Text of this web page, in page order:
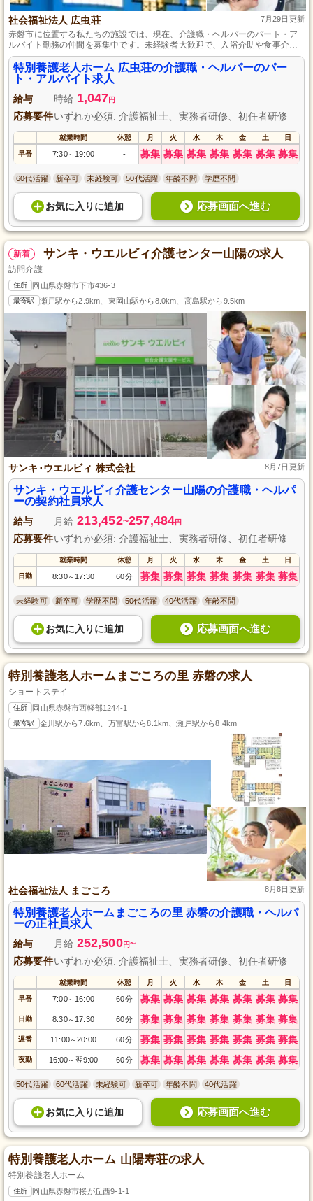
社会福祉法人 広虫荘 7月29日更新
赤磐市に位置する私たちの施設では、現在、介護職・ヘルパーのパート・ア
ルバイト勤務の仲間を募集中です。未経験者大歓迎で、入浴介助や食事介助
など、利用者様の生活をサポートするやりがいのある仕事をお任せします。
週4日からの勤務で、残業が少なく、通勤手当も支給されるため、働きやすさ
を重視したい方にぴったりです。笑顔あふれる職場で、新たな一歩を踏み出
しませんか。
特別養護老人ホーム 広虫荘の介護職・ヘルパーのパー
ト・アルバイト求人
給与 時給 1,047円
応募要件いずれか必須: 介護福祉士、実務者研修、初任者研修
就業時間 休憩 月 火 水 木 金 土 日
早番 7:30～ 19:00 - 募集 募集 募集 募集 募集 募集 募集
60代活躍 新卒可 未経験可 50代活躍 年齢不問 学歴不問
お気に入り に追加 応募画面へ進む
新着 サンキ・ウエルビィ介護センター山陽の求人
訪問介護
住所 岡山県赤磐市下市436-3
最寄駅 瀬戸駅から2.9km、東岡山駅から8.0km、高島駅から9.5km
サンキ･ウエルビィ 株式会社 8月7日更新
サンキ・ウエルビィ介護センター山陽の介護職・ヘルパ
ーの契約社員求人
給与 月給 213,452~257,484円
応募要件いずれか必須: 介護福祉士、実務者研修、初任者研修
就業時間 休憩 月 火 水 木 金 土 日
日勤 8:30～ 17:30 60分 募集 募集 募集 募集 募集 募集 募集
未経験可 新卒可 学歴不問 50代活躍 40代活躍 年齢不問
お気に入り に追加 応募画面へ進む
特別養護老人ホームまごころの里 赤磐の求人
ショートステイ
住所 岡山県赤磐市西軽部1244-1
最寄駅 金川駅から7.6km、万富駅から8.1km、瀬戸駅から8.4km
社会福祉法人 まごころ 8月8日更新
特別養護老人ホームまごころの里 赤磐の介護職・ヘルパ
ーの正社員求人
給与 月給 252,500円~
応募要件いずれか必須: 介護福祉士、実務者研修、初任者研修
就業時間 休憩 月 火 水 木 金 土 日
早番 7:00～ 16:00 60分 募集 募集 募集 募集 募集 募集 募集
日勤 8:30～ 17:30 60分 募集 募集 募集 募集 募集 募集 募集
遅番 11:00～20:00 60分 募集 募集 募集 募集 募集 募集 募集
夜勤 16:00～ 翌9:00 60分 募集 募集 募集 募集 募集 募集 募集
50代活躍 60代活躍 未経験可 新卒可 年齢不問 40代活躍
お気に入り に追加 応募画面へ進む
特別養護老人ホーム 山陽寿荘の求人
特別養護老人ホーム
住所 岡山県赤磐市桜が丘西9-1-1